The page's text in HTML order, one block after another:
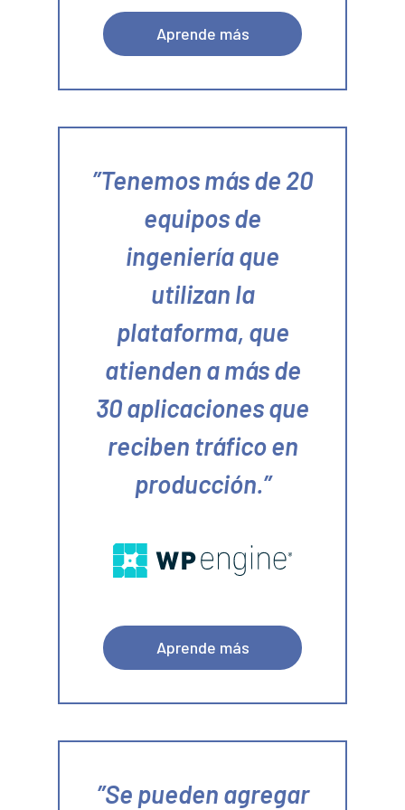
Aprende más
Tenemos más de 20
equipos de
ingeniería que
utilizan la
plataforma, que
atienden a más de
30 aplicaciones que
reciben tráfico en
producción.
Aprende más
Se pueden agregar